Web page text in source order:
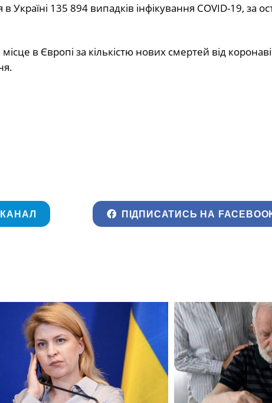
Україні 135 894 випадків інфікування COVID-19, за
в Європі за кількістю нових смертей від
ПІДПИСАТИСЬ НА